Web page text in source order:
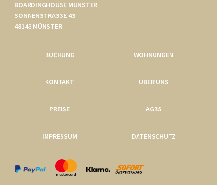
BOARDINGHOUSE MÜNSTER
SONNENSTRASSE 43
48143 MÜNSTER
BUCHUNG WOHNUNGEN
KONTAKT ÜBER UNS
PREISE AGBS
IMPRESSUM DATENSCHUTZ